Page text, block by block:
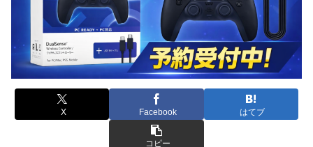
X Facebook はてブ
コピー